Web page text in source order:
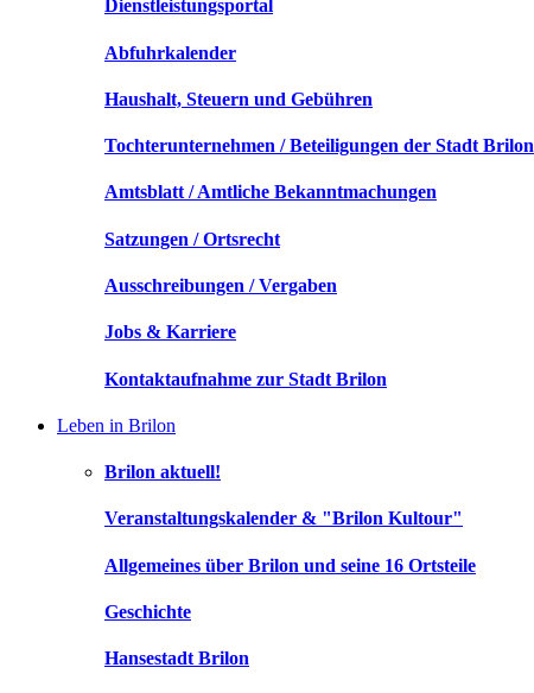
Dienstleistungsportal
Abfuhrkalender
Haushalt, Steuern und Gebühren
Tochterunternehmen / Beteiligungen der Stadt Brilon
Amtsblatt / Amtliche Bekanntmachungen
Satzungen / Ortsrecht
Ausschreibungen / Vergaben
Jobs & Karriere
Kontaktaufnahme zur Stadt Brilon
Leben in Brilon
Brilon aktuell!
Veranstaltungskalender & "Brilon Kultour"
Allgemeines über Brilon und seine 16 Ortsteile
Geschichte
Hansestadt Brilon